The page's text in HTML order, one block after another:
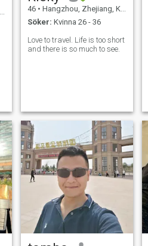
46 • Hangzhou, Zhejiang, Kina
Söker: Kvinna 26 - 36
Love to travel. Life is too short
and there is so much to see.